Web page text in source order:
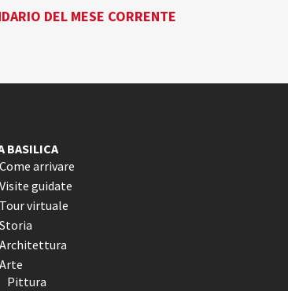
DEL MESE CORRENTE
BASILICA
Come arrivare
Visite guidate
Tour virtuale
Storia
Architettura
Arte
Pittura